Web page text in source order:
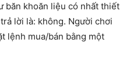
băn khoăn liệu có nhất thiết
lời là: không. Người chơi
lệnh mua/bán bằng một